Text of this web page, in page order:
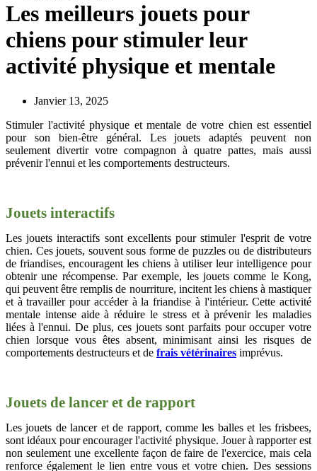
Les meilleurs jouets pour
chiens pour stimuler leur
activité physique et mentale
Janvier 13, 2025
Stimuler l'activité physique et mentale de votre chien est essentiel
pour son bien-être général. Les jouets adaptés peuvent non
seulement divertir votre compagnon à quatre pattes, mais aussi
prévenir l'ennui et les comportements destructeurs.
Jouets interactifs
Les jouets interactifs sont excellents pour stimuler l'esprit de votre
chien. Ces jouets, souvent sous forme de puzzles ou de distributeurs
de friandises, encouragent les chiens à utiliser leur intelligence pour
obtenir une récompense. Par exemple, les jouets comme le Kong,
qui peuvent être remplis de nourriture, incitent les chiens à mastiquer
et à travailler pour accéder à la friandise à l'intérieur. Cette activité
mentale intense aide à réduire le stress et à prévenir les maladies
liées à l'ennui. De plus, ces jouets sont parfaits pour occuper votre
chien lorsque vous êtes absent, minimisant ainsi les risques de
comportements destructeurs et de frais vétérinaires imprévus.
Jouets de lancer et de rapport
Les jouets de lancer et de rapport, comme les balles et les frisbees,
sont idéaux pour encourager l'activité physique. Jouer à rapporter est
non seulement une excellente façon de faire de l'exercice, mais cela
renforce également le lien entre vous et votre chien. Des sessions